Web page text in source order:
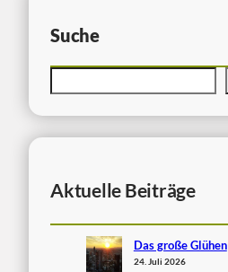
Suche
Aktuelle Beiträge
Das große Glühen
24. Juli 2026